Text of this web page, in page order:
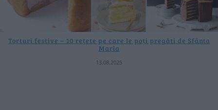
Torturi festive – 10 rețete pe care le poți pregăti de Sfânta
Maria
13.08.2025